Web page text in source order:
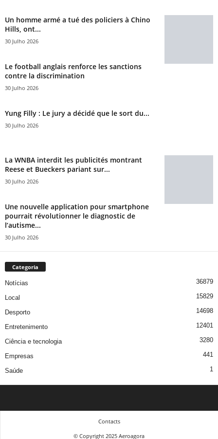
Un homme armé a tué des policiers à Chino
Hills, ont...
30 Julho 2026
Le football anglais renforce les sanctions
contre la discrimination
30 Julho 2026
Yung Filly : Le jury a décidé que le sort du...
30 Julho 2026
La WNBA interdit les publicités montrant
Reese et Bueckers pariant sur...
30 Julho 2026
Une nouvelle application pour smartphone
pourrait révolutionner le diagnostic de
l’autisme...
30 Julho 2026
Categoria
Notícias 36879
Local 15829
Desporto 14698
Entretenimento 12401
Ciência e tecnologia 3280
Empresas 441
Saúde 1
Contacts
© Copyright 2025 Aeroagora